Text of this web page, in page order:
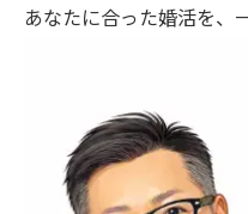
あなたに合った婚活を、